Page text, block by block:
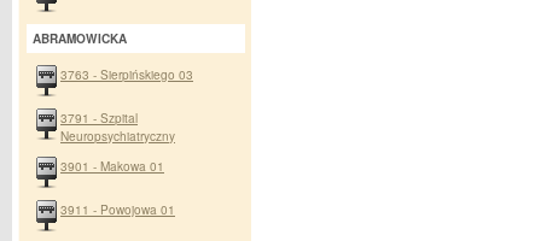
ABRAMOWICKA
3763 - Sierpińskiego 03
3791 - Szpital
Neuropsychiatryczny
3901 - Makowa 01
3911 - Powojowa 01